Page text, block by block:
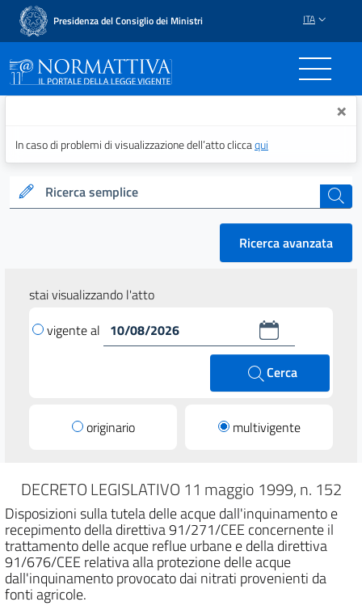
Presidenza del Consiglio dei Ministri ITA
Normattiva - Il portale ×
In caso di problemi di visualizzazione dell’atto cliccaqui
Ricerca semplice cerca
Ricerca avanzata
stai visualizzando l'atto
vigente al
Cerca
originario multivigente
DECRETO LEGISLATIVO 11 maggio 1999, n. 152
Disposizioni sulla tutela delle acque dall'inquinamento e
recepimento della direttiva 91/271/CEE concernente il
trattamento delle acque reflue urbane e della direttiva
91/676/CEE relativa alla protezione delle acque
dall'inquinamento provocato dai nitrati provenienti da
fonti agricole.